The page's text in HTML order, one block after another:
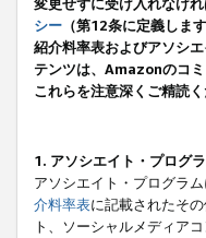
変更せずに受け入れなけ
シー （第12条に定義しま
紹介料率表およびアソシ
テンツは、Amazonのコ
これらを注意深くご精読く
1. アソシエイト・プログ
アソシエイト・プログラム
介料率表に記載されたそ
ト、ソーシャルメディア